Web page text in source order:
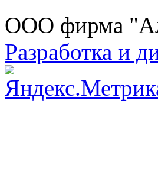
ООО фирма
Разработка и